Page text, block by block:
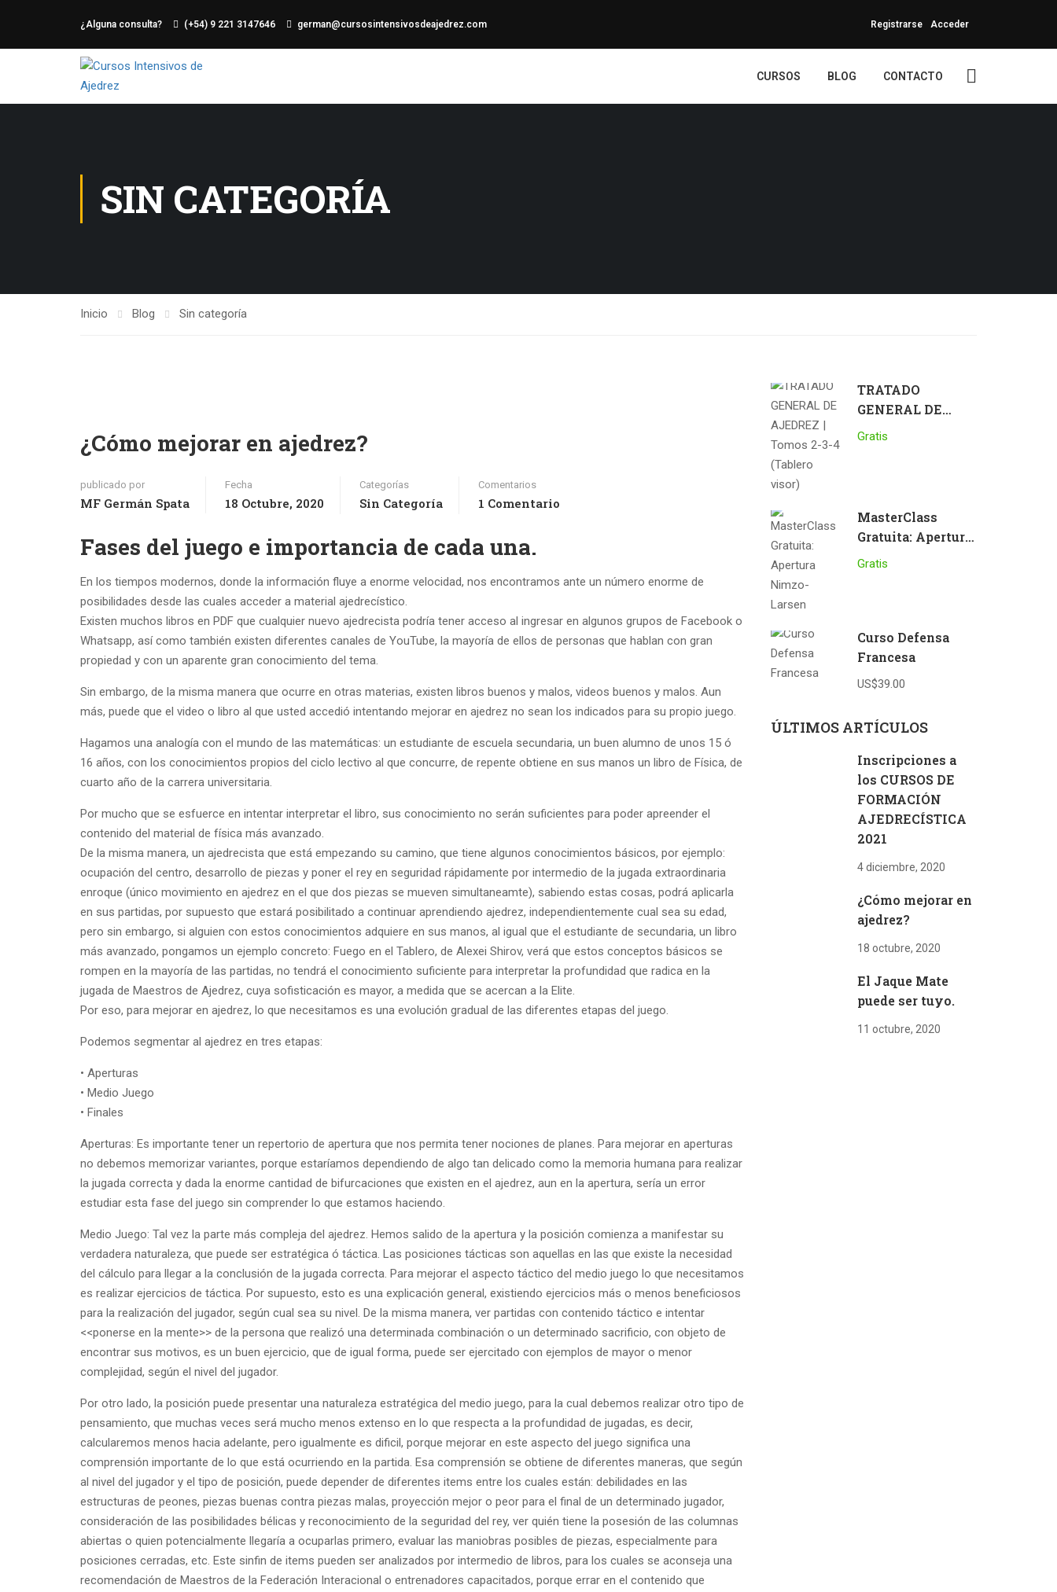
¿Alguna consulta? (+54) 9 221 3147646 german@cursosintensivosdeajedrez.com Registrarse Acceder
CURSOS BLOG CONTACTO
SIN CATEGORÍA
Inicio Blog Sin categoría
¿Cómo mejorar en ajedrez?
publicado por
MF Germán Spata
Fecha
18 Octubre, 2020
Categorías
Sin Categoría
Comentarios
1 Comentario
Fases del juego e importancia de cada una.
En los tiempos modernos, donde la información fluye a enorme velocidad, nos encontramos ante un número enorme de
posibilidades desde las cuales acceder a material ajedrecístico.
Existen muchos libros en PDF que cualquier nuevo ajedrecista podría tener acceso al ingresar en algunos grupos de Facebook o
Whatsapp, así como también existen diferentes canales de YouTube, la mayoría de ellos de personas que hablan con gran
propiedad y con un aparente gran conocimiento del tema.
Sin embargo, de la misma manera que ocurre en otras materias, existen libros buenos y malos, videos buenos y malos. Aun
más, puede que el video o libro al que usted accedió intentando mejorar en ajedrez no sean los indicados para su propio juego.
Hagamos una analogía con el mundo de las matemáticas: un estudiante de escuela secundaria, un buen alumno de unos 15 ó
16 años, con los conocimientos propios del ciclo lectivo al que concurre, de repente obtiene en sus manos un libro de Física, de
cuarto año de la carrera universitaria.
Por mucho que se esfuerce en intentar interpretar el libro, sus conocimiento no serán suficientes para poder apreender el
contenido del material de física más avanzado.
De la misma manera, un ajedrecista que está empezando su camino, que tiene algunos conocimientos básicos, por ejemplo:
ocupación del centro, desarrollo de piezas y poner el rey en seguridad rápidamente por intermedio de la jugada extraordinaria
enroque (único movimiento en ajedrez en el que dos piezas se mueven simultaneamte), sabiendo estas cosas, podrá aplicarla
en sus partidas, por supuesto que estará posibilitado a continuar aprendiendo ajedrez, independientemente cual sea su edad,
pero sin embargo, si alguien con estos conocimientos adquiere en sus manos, al igual que el estudiante de secundaria, un libro
más avanzado, pongamos un ejemplo concreto: Fuego en el Tablero, de Alexei Shirov, verá que estos conceptos básicos se
rompen en la mayoría de las partidas, no tendrá el conocimiento suficiente para interpretar la profundidad que radica en la
jugada de Maestros de Ajedrez, cuya sofisticación es mayor, a medida que se acercan a la Elite.
Por eso, para mejorar en ajedrez, lo que necesitamos es una evolución gradual de las diferentes etapas del juego.
Podemos segmentar al ajedrez en tres etapas:
• Aperturas
• Medio Juego
• Finales
Aperturas: Es importante tener un repertorio de apertura que nos permita tener nociones de planes. Para mejorar en aperturas
no debemos memorizar variantes, porque estaríamos dependiendo de algo tan delicado como la memoria humana para realizar
la jugada correcta y dada la enorme cantidad de bifurcaciones que existen en el ajedrez, aun en la apertura, sería un error
estudiar esta fase del juego sin comprender lo que estamos haciendo.
Medio Juego: Tal vez la parte más compleja del ajedrez. Hemos salido de la apertura y la posición comienza a manifestar su
verdadera naturaleza, que puede ser estratégica ó táctica. Las posiciones tácticas son aquellas en las que existe la necesidad
del cálculo para llegar a la conclusión de la jugada correcta. Para mejorar el aspecto táctico del medio juego lo que necesitamos
es realizar ejercicios de táctica. Por supuesto, esto es una explicación general, existiendo ejercicios más o menos beneficiosos
para la realización del jugador, según cual sea su nivel. De la misma manera, ver partidas con contenido táctico e intentar
<<ponerse en la mente>> de la persona que realizó una determinada combinación o un determinado sacrificio, con objeto de
encontrar sus motivos, es un buen ejercicio, que de igual forma, puede ser ejercitado con ejemplos de mayor o menor
complejidad, según el nivel del jugador.
Por otro lado, la posición puede presentar una naturaleza estratégica del medio juego, para la cual debemos realizar otro tipo de
pensamiento, que muchas veces será mucho menos extenso en lo que respecta a la profundidad de jugadas, es decir,
calcularemos menos hacia adelante, pero igualmente es dificil, porque mejorar en este aspecto del juego significa una
comprensión importante de lo que está ocurriendo en la partida. Esa comprensión se obtiene de diferentes maneras, que según
al nivel del jugador y el tipo de posición, puede depender de diferentes items entre los cuales están: debilidades en las
estructuras de peones, piezas buenas contra piezas malas, proyección mejor o peor para el final de un determinado jugador,
consideración de las posibilidades bélicas y reconocimiento de la seguridad del rey, ver quién tiene la posesión de las columnas
abiertas o quien potencialmente llegaría a ocuparlas primero, evaluar las maniobras posibles de piezas, especialmente para
posiciones cerradas, etc. Este sinfin de items pueden ser analizados por intermedio de libros, para los cuales se aconseja una
recomendación de Maestros de la Federación Interacional o entrenadores capacitados, porque errar en el contenido que
TRATADO
GENERAL DE
AJEDREZ | Tomos
Gratis
MasterClass
Gratuita: Apertura
Nimzo-Larsen
Gratis
Curso Defensa
Francesa
US$39.00
ÚLTIMOS ARTÍCULOS
Inscripciones a
los CURSOS DE
FORMACIÓN
AJEDRECÍSTICA
2021
4 diciembre, 2020
¿Cómo mejorar en
ajedrez?
18 octubre, 2020
El Jaque Mate
puede ser tuyo.
11 octubre, 2020